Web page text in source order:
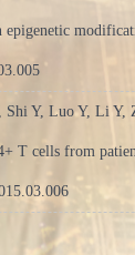
epigenetic
Shi Y, Luo Y, Li Y,
T cells from